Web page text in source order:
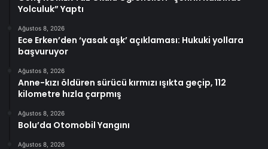
Yolculuk” Yaptı
Ağustos 8, 2026
Ece Erken’den ‘yasak aşk’ açıklaması: Hukuki yollara
başvuruyor
Ağustos 8, 2026
Anne-kızı öldüren sürücü kırmızı ışıkta geçip, 112
kilometre hızla çarpmış
Ağustos 8, 2026
Bolu’da Otomobil Yangını
Ağustos 8, 2026